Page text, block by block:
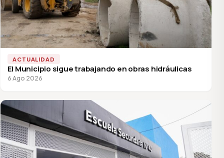
ACTUALIDAD
El Municipio sigue trabajando en obras hidráulicas
6 Ago 2026